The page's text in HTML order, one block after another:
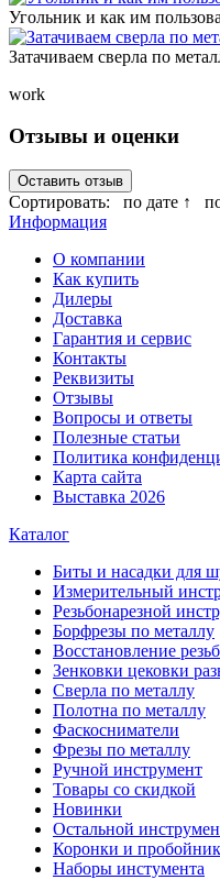
Угольник и как им
Затачиваем сверла по
work
Отзывы и оценки
Оставить отзыв
Сортировать: по дате ↑
Информация
О компании
Как купить
Дилеры
Доставка
Гарантия и сервис
Контакты
Реквизиты
Отзывы
Вопросы и ответы
Полезные статьи
Политика
Карта сайта
Выставка 2026
Каталог
Биты и насадки для
Измерительный
Резьбонарезной
Борфрезы по металлу
Восстановление
Зенковки цековки
Сверла по металлу
Полотна по металлу
Фаскосниматели
Фрезы по металлу
Ручной инструмент
Товары со скидкой
Новинки
Остальной
Коронки и
Наборы инстумента